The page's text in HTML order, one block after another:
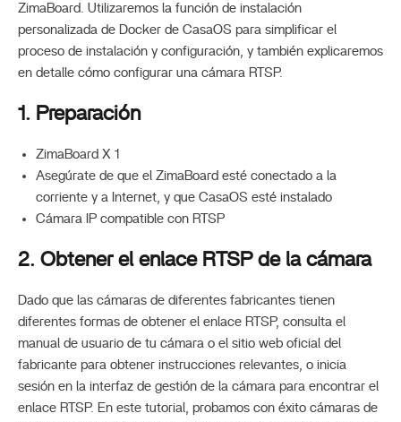
ZimaBoard. Utilizaremos la función de instalación
personalizada de Docker de CasaOS para simplificar el
proceso de instalación y configuración, y también explicaremos
en detalle cómo configurar una cámara RTSP.
1. Preparación
ZimaBoard X 1
Asegúrate de que el ZimaBoard esté conectado a la
corriente y a Internet, y que CasaOS esté instalado
Cámara IP compatible con RTSP
2. Obtener el enlace RTSP de la cámara
Dado que las cámaras de diferentes fabricantes tienen
diferentes formas de obtener el enlace RTSP, consulta el
manual de usuario de tu cámara o el sitio web oficial del
fabricante para obtener instrucciones relevantes, o inicia
sesión en la interfaz de gestión de la cámara para encontrar el
enlace RTSP. En este tutorial, probamos con éxito cámaras de